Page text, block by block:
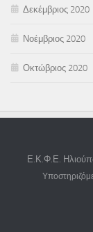
Δεκέμβριος 2020
Νοέμβριος 2020
Οκτώβριος 2020
Ε.Κ.Φ.Ε.